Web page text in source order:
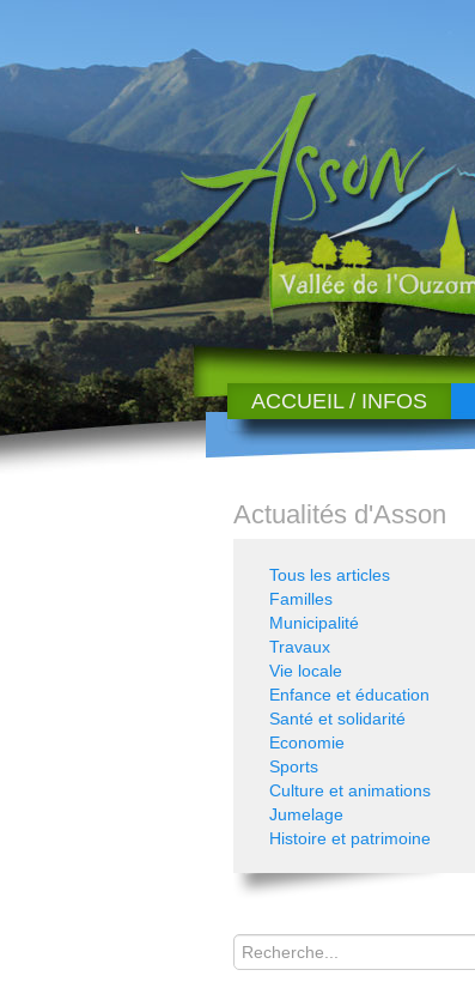
ACCUEIL / INFOS
Actualités d'Asson
Tous les articles
Familles
Municipalité
Travaux
Vie locale
Enfance et éducation
Santé et solidarité
Economie
Sports
Culture et animations
Jumelage
Histoire et patrimoine
Rechercher